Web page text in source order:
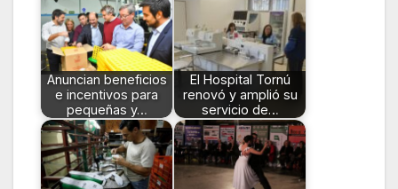
Anuncian beneficios
e incentivos para
pequeñas y…
El Hospital Tornú
renovó y amplió su
servicio de…